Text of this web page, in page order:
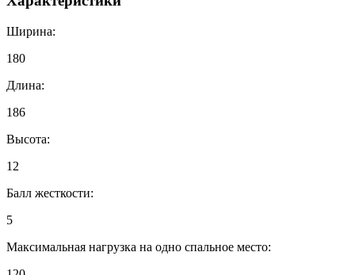
Ширина:
180
Длина:
186
Высота:
12
Балл жесткости:
5
Максимальная нагрузка на одно спальное место: